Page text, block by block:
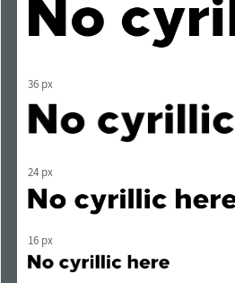
36 px
24 px
16 px